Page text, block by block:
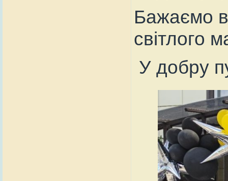
Бажаємо
світлого
У добру